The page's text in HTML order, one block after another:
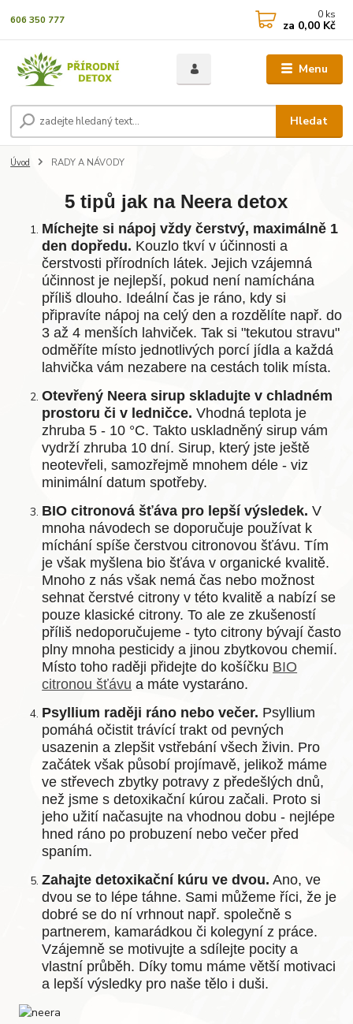
Menu
Hledat
606 350 777 0 ks
za 0,00 Kč
Úvod RADY A NÁVODY
5 tipů jak na Neera detox
Míchejte si nápoj vždy čerstvý, maximálně 1
den dopředu. Kouzlo tkví v účinnosti a
čerstvosti přírodních látek. Jejich vzájemná
účinnost je nejlepší, pokud není namíchána
příliš dlouho. Ideální čas je ráno, kdy si
připravíte nápoj na celý den a rozdělíte např. do
3 až 4 menších lahviček. Tak si "tekutou stravu"
odměříte místo jednotlivých porcí jídla a každá
lahvička vám nezabere na cestách tolik místa.
Otevřený Neera sirup skladujte v chladném
prostoru či v ledničce.Vhodná teplota je
zhruba 5 - 10 °C. Takto uskladněný sirup vám
vydrží zhruba 10 dní. Sirup, který jste ještě
neotevřeli, samozřejmě mnohem déle - viz
minimální datum spotřeby.
BIO citronová šťáva pro lepší výsledek. V
mnoha návodech se doporučuje používat k
míchání spíše čerstvou citronovou šťávu. Tím
je však myšlena bio šťáva v organické kvalitě.
Mnoho z nás však nemá čas nebo možnost
sehnat čerstvé citrony v této kvalitě a nabízí se
pouze klasické citrony. To ale ze zkušeností
příliš nedoporučujeme - tyto citrony bývají často
plny mnoha pesticidy a jinou zbytkovou chemií.
Místo toho raději přidejte do košíčku BIO
citronou šťávu a máte vystaráno.
Psyllium raději ráno nebo večer. Psyllium
pomáhá očistit trávící trakt od pevných
usazenin a zlepšit vstřebání všech živin. Pro
začátek však působí projímavě, jelikož máme
ve střevech zbytky potravy z předešlých dnů,
než jsme s detoxikační kúrou začali. Proto si
jeho užití načasujte na vhodnou dobu - nejlépe
hned ráno po probuzení nebo večer před
spaním.
Zahajte detoxikační kúru ve dvou. Ano, ve
dvou se to lépe táhne. Sami můžeme říci, že je
dobré se do ní vrhnout např. společně s
partnerem, kamarádkou či kolegyní z práce.
Vzájemně se motivujte a sdílejte pocity a
vlastní průběh. Díky tomu máme větší motivaci
a lepší výsledky pro naše tělo i duši.